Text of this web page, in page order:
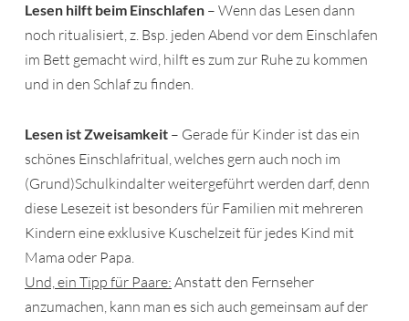
Lesen hilft beim Einschlafen – Wenn das Lesen dann
noch ritualisiert, z. Bsp. jeden Abend vor dem Einschlafen
im Bett gemacht wird, hilft es zum zur Ruhe zu kommen
und in den Schlaf zu finden.
Lesen ist Zweisamkeit – Gerade für Kinder ist das ein
schönes Einschlafritual, welches gern auch noch im
(Grund)Schulkindalter weitergeführt werden darf, denn
diese Lesezeit ist besonders für Familien mit mehreren
Kindern eine exklusive Kuschelzeit für jedes Kind mit
Mama oder Papa.
Und, ein Tipp für Paare: Anstatt den Fernseher
anzumachen, kann man es sich auch gemeinsam auf der